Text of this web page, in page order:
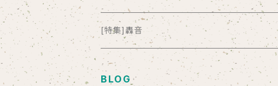
anticlockwise
Aysula
[特集]轟音
BLOG